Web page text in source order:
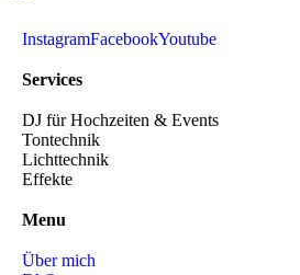
InstagramFacebookYoutube
Services
DJ für Hochzeiten & Events
Tontechnik
Lichttechnik
Effekte
Menu
Über mich